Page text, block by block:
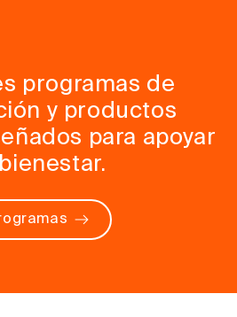
programas de
y productos
para apoyar